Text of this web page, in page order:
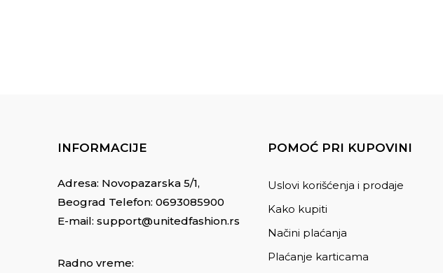
INFORMACIJE
Adresa: Novopazarska 5/1,
Beograd Telefon: 0693085900
E-mail: support@unitedfashion.rs
Radno vreme:
POMOĆ PRI KUPOVINI
Uslovi korišćenja i prodaje
Kako kupiti
Načini plaćanja
Plaćanje karticama